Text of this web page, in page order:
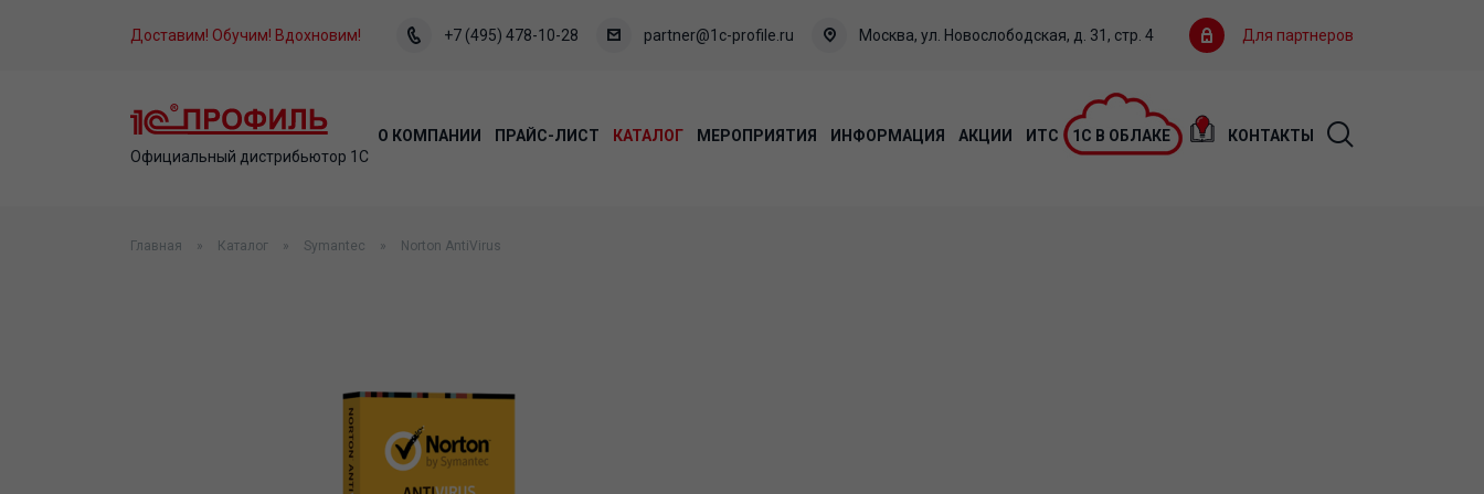
Доставим! Обучим! Вдохновим! +7 (495) 478-10-28 partner@1c-profile.ru Москва, ул. Новослободская, д. 31, стр. 4 Для партнеров
Официальный дистрибьютор 1С
О КОМПАНИИ ПРАЙС-ЛИСТ КАТАЛОГ МЕРОПРИЯТИЯ ИНФОРМАЦИЯ АКЦИИ ИТС 1С В ОБЛАКЕ КОНТАКТЫ
Главная Каталог Symantec Norton AntiVirus